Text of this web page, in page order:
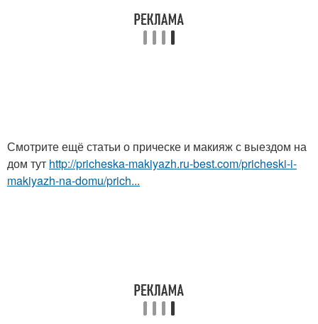
Смотрите ещё статьи о прическе и макияж с выездом на
дом тут http://pricheska-makiyazh.ru-best.com/pricheski-i-
makiyazh-na-domu/prich...